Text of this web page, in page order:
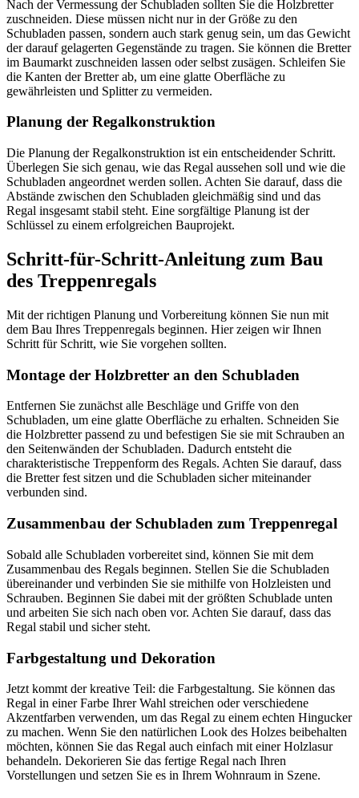
Nach der Vermessung der Schubladen sollten Sie die Holzbretter
zuschneiden. Diese müssen nicht nur in der Größe zu den
Schubladen passen, sondern auch stark genug sein, um das Gewicht
der darauf gelagerten Gegenstände zu tragen. Sie können die Bretter
im Baumarkt zuschneiden lassen oder selbst zusägen. Schleifen Sie
die Kanten der Bretter ab, um eine glatte Oberfläche zu
gewährleisten und Splitter zu vermeiden.
Planung der Regalkonstruktion
Die Planung der Regalkonstruktion ist ein entscheidender Schritt.
Überlegen Sie sich genau, wie das Regal aussehen soll und wie die
Schubladen angeordnet werden sollen. Achten Sie darauf, dass die
Abstände zwischen den Schubladen gleichmäßig sind und das
Regal insgesamt stabil steht. Eine sorgfältige Planung ist der
Schlüssel zu einem erfolgreichen Bauprojekt.
Schritt-für-Schritt-Anleitung zum Bau
des Treppenregals
Mit der richtigen Planung und Vorbereitung können Sie nun mit
dem Bau Ihres Treppenregals beginnen. Hier zeigen wir Ihnen
Schritt für Schritt, wie Sie vorgehen sollten.
Montage der Holzbretter an den Schubladen
Entfernen Sie zunächst alle Beschläge und Griffe von den
Schubladen, um eine glatte Oberfläche zu erhalten. Schneiden Sie
die Holzbretter passend zu und befestigen Sie sie mit Schrauben an
den Seitenwänden der Schubladen. Dadurch entsteht die
charakteristische Treppenform des Regals. Achten Sie darauf, dass
die Bretter fest sitzen und die Schubladen sicher miteinander
verbunden sind.
Zusammenbau der Schubladen zum Treppenregal
Sobald alle Schubladen vorbereitet sind, können Sie mit dem
Zusammenbau des Regals beginnen. Stellen Sie die Schubladen
übereinander und verbinden Sie sie mithilfe von Holzleisten und
Schrauben. Beginnen Sie dabei mit der größten Schublade unten
und arbeiten Sie sich nach oben vor. Achten Sie darauf, dass das
Regal stabil und sicher steht.
Farbgestaltung und Dekoration
Jetzt kommt der kreative Teil: die Farbgestaltung. Sie können das
Regal in einer Farbe Ihrer Wahl streichen oder verschiedene
Akzentfarben verwenden, um das Regal zu einem echten Hingucker
zu machen. Wenn Sie den natürlichen Look des Holzes beibehalten
möchten, können Sie das Regal auch einfach mit einer Holzlasur
behandeln. Dekorieren Sie das fertige Regal nach Ihren
Vorstellungen und setzen Sie es in Ihrem Wohnraum in Szene.